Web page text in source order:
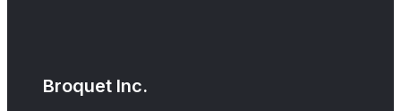
Broquet Inc.